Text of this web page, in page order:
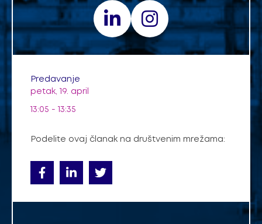
Predavanje
petak, 19. april
13:05 - 13:35
Podelite ovaj članak na društvenim mrežama: